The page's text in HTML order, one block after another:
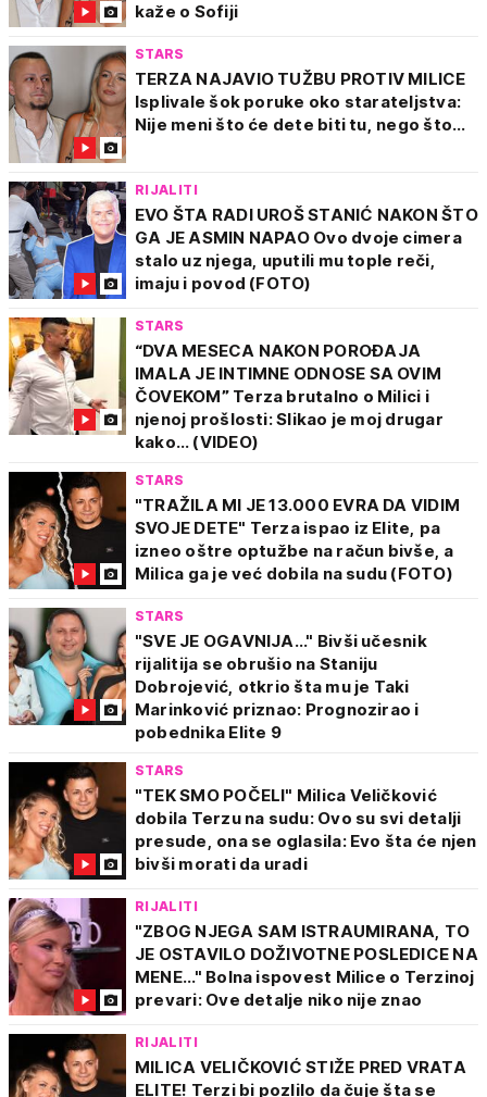
kaže o Sofiji
STARS
TERZA NAJAVIO TUŽBU PROTIV MILICE
Isplivale šok poruke oko starateljstva:
Nije meni što će dete biti tu, nego što...
RIJALITI
EVO ŠTA RADI UROŠ STANIĆ NAKON ŠTO
GA JE ASMIN NAPAO Ovo dvoje cimera
stalo uz njega, uputili mu tople reči,
imaju i povod (FOTO)
STARS
“DVA MESECA NAKON POROĐAJA
IMALA JE INTIMNE ODNOSE SA OVIM
ČOVEKOM” Terza brutalno o Milici i
njenoj prošlosti: Slikao je moj drugar
kako… (VIDEO)
STARS
"TRAŽILA MI JE 13.000 EVRA DA VIDIM
SVOJE DETE" Terza ispao iz Elite, pa
izneo oštre optužbe na račun bivše, a
Milica ga je već dobila na sudu (FOTO)
STARS
"SVE JE OGAVNIJA..." Bivši učesnik
rijalitija se obrušio na Staniju
Dobrojević, otkrio šta mu je Taki
Marinković priznao: Prognozirao i
pobednika Elite 9
STARS
"TEK SMO POČELI" Milica Veličković
dobila Terzu na sudu: Ovo su svi detalji
presude, ona se oglasila: Evo šta će njen
bivši morati da uradi
RIJALITI
"ZBOG NJEGA SAM ISTRAUMIRANA, TO
JE OSTAVILO DOŽIVOTNE POSLEDICE NA
MENE..." Bolna ispovest Milice o Terzinoj
prevari: Ove detalje niko nije znao
RIJALITI
MILICA VELIČKOVIĆ STIŽE PRED VRATA
ELITE! Terzi bi pozlilo da čuje šta se